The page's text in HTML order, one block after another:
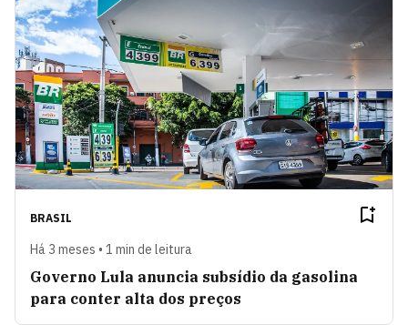
BRASIL
Há 3 meses • 1 min de leitura
Governo Lula anuncia subsídio da gasolina
para conter alta dos preços